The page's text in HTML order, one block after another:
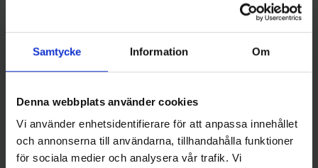
Samtycke Information Om
Denna webbplats använder cookies
Vi använder enhetsidentifierare för att anpassa innehållet
och annonserna till användarna, tillhandahålla funktioner
för sociala medier och analysera vår trafik. Vi
Wiggler
Landöblinken Koppar - Röd
Sølvkroken
Sölvkroken Jensen Mini-Pirken